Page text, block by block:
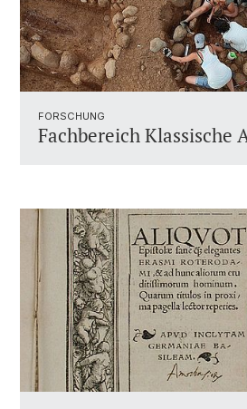
FORSCHUNG
Fachbereich Klassische